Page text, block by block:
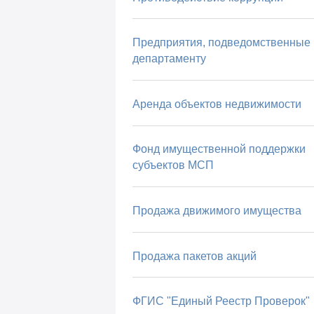
Предприятия, подведомственные
департаменту
Аренда объектов недвижимости
Фонд имущественной поддержки
субъектов МСП
Продажа движимого имущества
Продажа пакетов акций
ФГИС "Единый Реестр Проверок"